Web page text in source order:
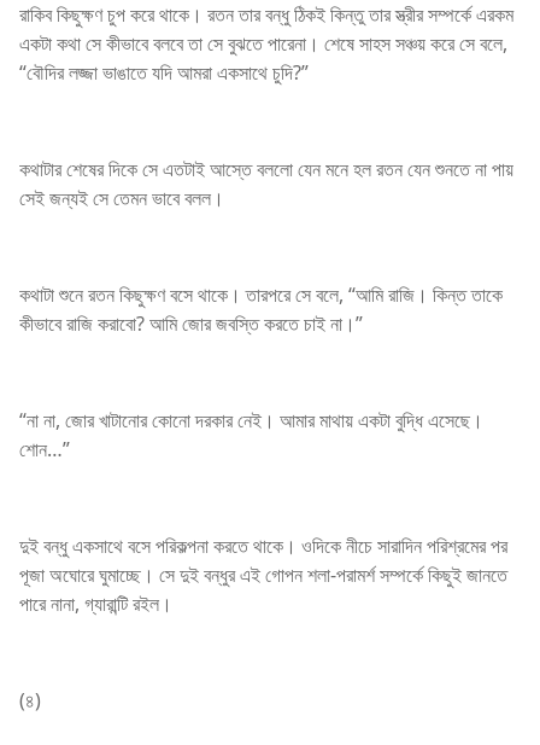
রাকিব কিছুক্ষণ চুপ করে থাকে। রতন তার বন্ধু ঠিকই কিন্তু তার স্ত্রীর সম্পর্কে এরকম
একটা কথা সে কীভাবে বলবে তা সে বুঝতে পারেনা। শেষে সাহস সঞ্চয় করে সে বলে,
“বৌদির লজ্জা ভাঙাতে যদি আমরা একসাথে চুদি?”
কথাটার শেষের দিকে সে এতটাই আস্তে বললো যেন মনে হল রতন যেন শুনতে না পায়
সেই জন্যই সে তেমন ভাবে বলল।
কথাটা শুনে রতন কিছুক্ষণ বসে থাকে। তারপরে সে বলে, “আমি রাজি। কিন্ত তাকে
কীভাবে রাজি করাবো? আমি জোর জবস্তি করতে চাই না।”
“না না, জোর খাটানোর কোনো দরকার নেই। আমার মাথায় একটা বুদ্ধি এসেছে।
শোন…”
দুই বন্ধু একসাথে বসে পরিকল্পনা করতে থাকে। ওদিকে নীচে সারাদিন পরিশ্রমের পর
পূজা অঘোরে ঘুমাচ্ছে। সে দুই বন্ধুর এই গোপন শলা-পরামর্শ সম্পর্কে কিছুই জানতে
পারে নানা, গ্যারান্টি রইল।
(৪)